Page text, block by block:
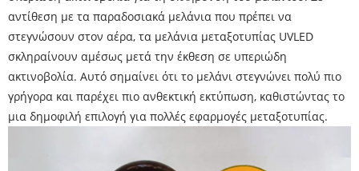
αντίθεση με τα παραδοσιακά μελάνια που πρέπει να
στεγνώσουν στον αέρα, τα μελάνια μεταξοτυπίας UVLED
σκληραίνουν αμέσως μετά την έκθεση σε υπεριώδη
ακτινοβολία. Αυτό σημαίνει ότι το μελάνι στεγνώνει πολύ πιο
γρήγορα και παρέχει πιο ανθεκτική εκτύπωση, καθιστώντας το
μια δημοφιλή επιλογή για πολλές εφαρμογές μεταξοτυπίας.